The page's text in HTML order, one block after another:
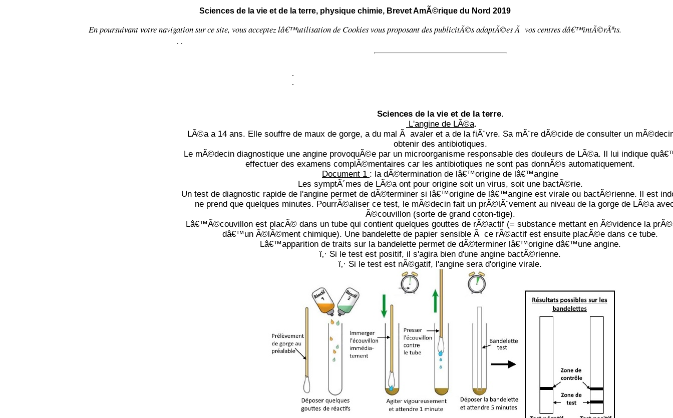
Sciences de la vie et de la terre, physique chimie, Brevet AmÃ©rique du Nord 2019
En poursuivant votre navigation sur ce site, vous acceptez lâ€™utilisation de Cookiesvous proposantdes publicitÃ©s adaptÃ©es Ã vos centres dâ€™intÃ©rÃªts.
. .
.
.
Sciences de la vie et de la terre.
L'angine de LÃ©a.
LÃ©a a 14 ans. Elle souffre de maux de gorge, a du mal Ã avaler et a de la fiÃ¨vre. Sa mÃ¨re dÃ©cide de consulter un
obtenir des antibiotiques.
Le mÃ©decin diagnostique une angine provoquÃ©e par un microorganisme responsable des douleurs de LÃ©a. Il lui indique
effectuer des examens complÃ©mentaires car les antibiotiques ne sont pas donnÃ©s automatiquement.
Document 1 : la dÃ©termination de lâ€™origine de lâ€™angine
Les symptÃ´mes de LÃ©a ont pour origine soit un virus, soit une bactÃ©rie.
Un test de diagnostic rapide de l'angine permet de dÃ©terminer si lâ€™origine de lâ€™angine est virale ou bactÃ©rienne. Il est
ne prend que quelques minutes. PourrÃ©aliser ce test, le mÃ©decin fait un prÃ©lÃ¨vement au niveau de la gorge de LÃ©a
Ã©couvillon (sorte de grand coton-tige).
Lâ€™Ã©couvillon est placÃ© dans un tube qui contient quelques gouttes de rÃ©actif (= substance mettant en Ã©vidence la
dâ€™un Ã©lÃ©ment chimique). Une bandelette de papier sensible Ã ce rÃ©actif est ensuite placÃ©e dans ce tube.
Lâ€™apparition de traits sur la bandelette permet de dÃ©terminer lâ€™origine dâ€™une angine.
ï‚· Si le test est positif, il s'agira bien d'une angine bactÃ©rienne.
ï‚· Si le test est nÃ©gatif, l'angine sera d'origine virale.